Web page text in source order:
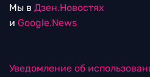
Мы в Дзен.Новостях
и Google.News
Уведомление об